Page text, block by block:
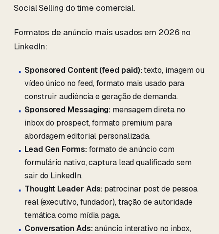
Social Selling do time comercial.
Formatos de anúncio mais usados em 2026 no
LinkedIn:
Sponsored Content (feed paid):texto, imagem ou
vídeo único no feed, formato mais usado para
construir audiência e geração de demanda.
Sponsored Messaging: mensagem direta no
inbox do prospect, formato premium para
abordagem editorial personalizada.
Lead Gen Forms:formato de anúncio com
formulário nativo, captura lead qualificado sem
sair do LinkedIn.
Thought Leader Ads: patrocinar post de pessoa
real (executivo, fundador), tração de autoridade
temática como mídia paga.
Conversation Ads:anúncio interativo no inbox,